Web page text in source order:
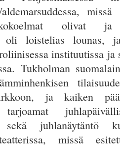
olivat ja
oli loistelias lounas,
instituutissa ja
Tukholman
ja kaiken
tarjoamat
sekä juhlanäytäntö
missä